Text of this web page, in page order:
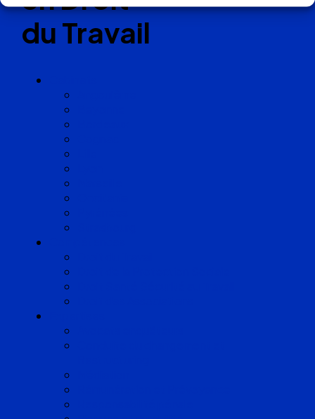
du Travail